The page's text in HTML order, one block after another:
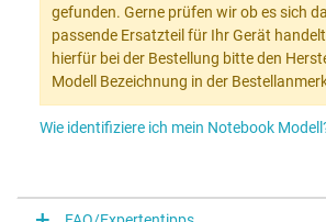
gefunden. Gerne prüfen wir ob es sich
passende Ersatzteil für Ihr Gerät
hierfür bei der Bestellung bitte den
Modell Bezeichnung in der
Wie identifiziere ich mein Notebook